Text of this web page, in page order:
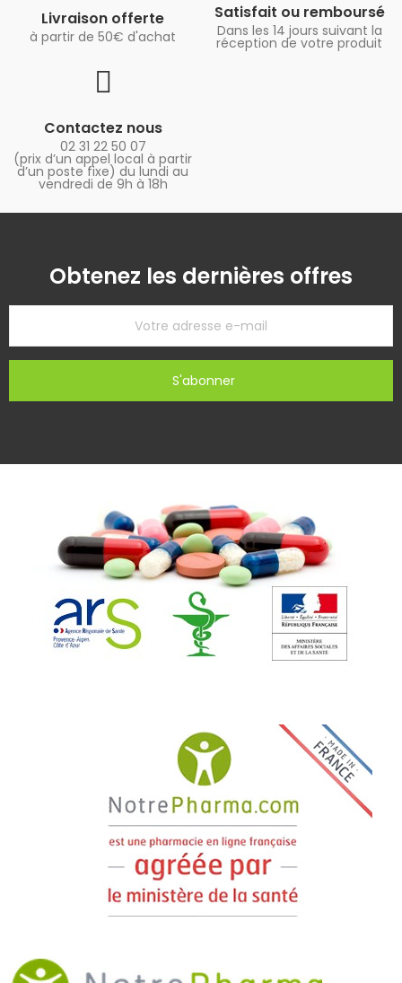
Livraison offerte
à partir de 50€ d'achat
Satisfait ou remboursé
Dans les 14 jours suivant la
réception de votre produit
Contactez nous
02 31 22 50 07
(prix d’un appel local à partir
d’un poste fixe) du lundi au
vendredi de 9h à 18h
Obtenez les dernières offres
S'abonner